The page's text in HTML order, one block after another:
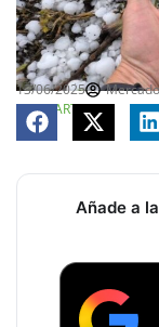
13/06/2025
COMPARTE
Añade a